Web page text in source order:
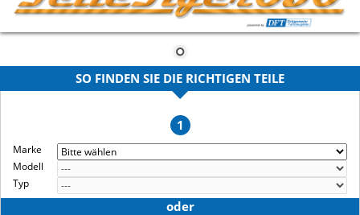
SO FINDEN SIE DIE RICHTIGEN TEILE
1
Marke
Modell
Typ
oder